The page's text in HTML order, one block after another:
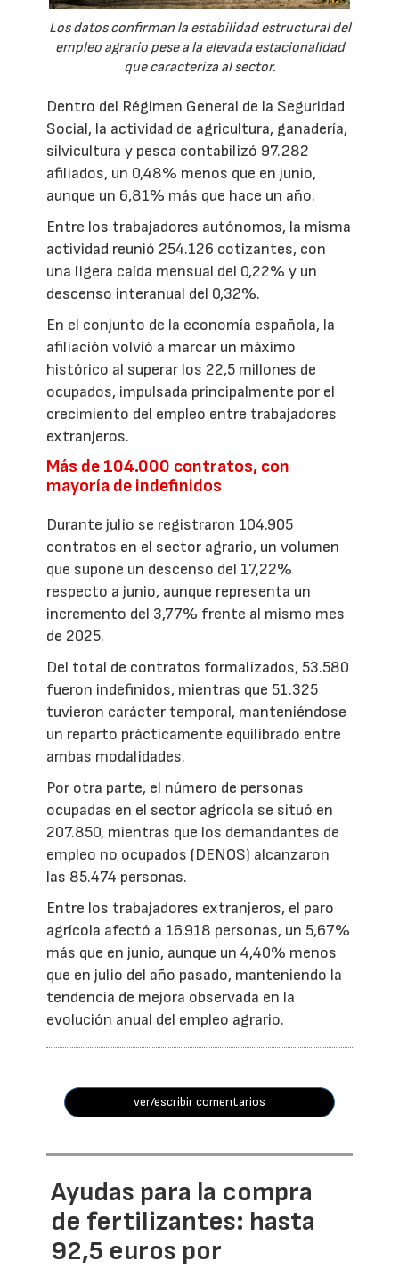
Los datos confirman la estabilidad estructural del
empleo agrario pese a la elevada estacionalidad
que caracteriza al sector.
Dentro del Régimen General de la Seguridad
Social, la actividad de agricultura, ganadería,
silvicultura y pesca contabilizó 97.282
afiliados, un 0,48% menos que en junio,
aunque un 6,81% más que hace un año.
Entre los trabajadores autónomos, la misma
actividad reunió 254.126 cotizantes, con
una ligera caída mensual del 0,22% y un
descenso interanual del 0,32%.
En el conjunto de la economía española, la
afiliación volvió a marcar un máximo
histórico al superar los 22,5 millones de
ocupados, impulsada principalmente por el
crecimiento del empleo entre trabajadores
extranjeros.
Más de 104.000 contratos, con
mayoría de indefinidos
Durante julio se registraron 104.905
contratos en el sector agrario, un volumen
que supone un descenso del 17,22%
respecto a junio, aunque representa un
incremento del 3,77% frente al mismo mes
de 2025.
Del total de contratos formalizados, 53.580
fueron indefinidos, mientras que 51.325
tuvieron carácter temporal, manteniéndose
un reparto prácticamente equilibrado entre
ambas modalidades.
Por otra parte, el número de personas
ocupadas en el sector agrícola se situó en
207.850, mientras que los demandantes de
empleo no ocupados (DENOS) alcanzaron
las 85.474 personas.
Entre los trabajadores extranjeros, el paro
agrícola afectó a 16.918 personas, un 5,67%
más que en junio, aunque un 4,40% menos
que en julio del año pasado, manteniendo la
tendencia de mejora observada en la
evolución anual del empleo agrario.
ver/escribir comentarios
Ayudas para la compra
de fertilizantes: hasta
92,5 euros por